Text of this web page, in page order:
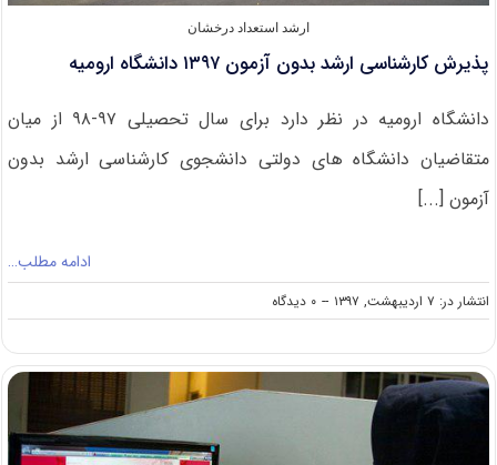
ارشد استعداد درخشان
پذیرش کارشناسی ارشد بدون آزمون ۱۳۹۷ دانشگاه ارومیه
دانشگاه ارومیه در نظر دارد برای سال تحصیلی ۹۷-۹۸ از میان
متقاضیان دانشگاه های دولتی دانشجوی کارشناسی ارشد بدون
آزمون [...]
ادامه مطلب…
انتشار در: ۷ اردیبهشت, ۱۳۹۷ -- ۰ دیدگاه
on
پذیرش
ارشد
بدون
آزمون